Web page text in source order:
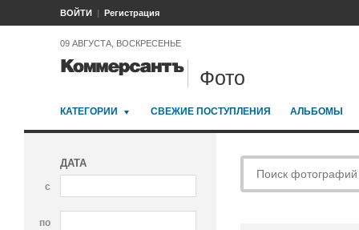
ВОЙТИ Регистрация
09 АВГУСТА, ВОСКРЕСЕНЬЕ
Фото
КАТЕГОРИИ СВЕЖИЕ ПОСТУПЛЕНИЯ АЛЬБОМЫ
ДАТА
с
по